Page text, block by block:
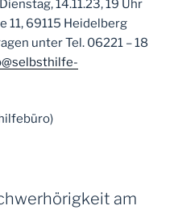
14.11.23, 19 Uhr
11, 69115 Heidelberg
unter Tel. 06221 – 18
am